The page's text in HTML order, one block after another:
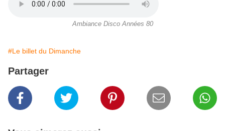
Ambiance Disco Années 80
#Le billet du Dimanche
Partager